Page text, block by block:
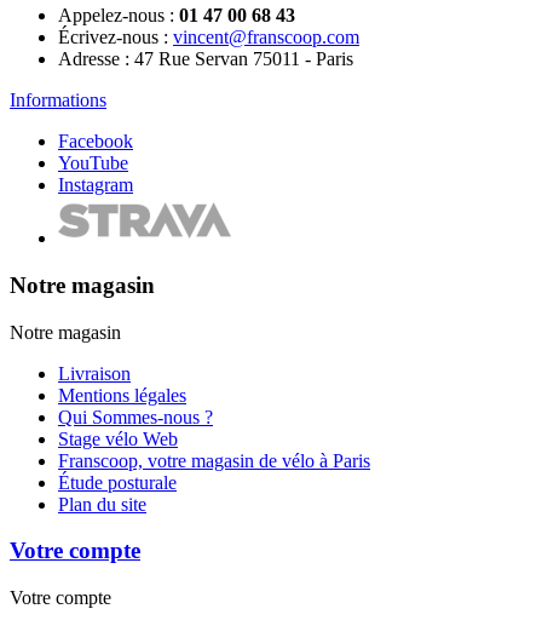
Appelez-nous : 01 47 00 68 43
Écrivez-nous : vincent@franscoop.com
Adresse : 47 Rue Servan 75011 - Paris
Informations
Facebook
YouTube
Instagram
Notre magasin
Notre magasin
Livraison
Mentions légales
Qui Sommes-nous ?
Stage vélo Web
Franscoop, votre magasin de vélo à Paris
Étude posturale
Plan du site
Votre compte
Votre compte